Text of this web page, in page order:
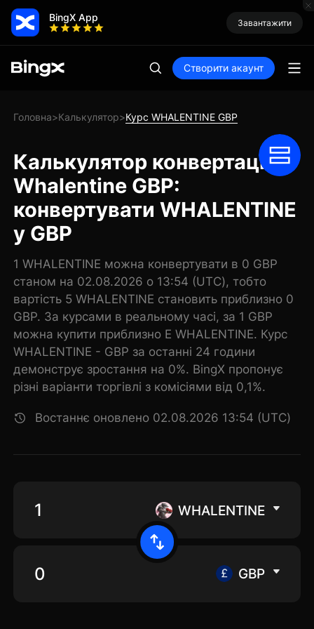
BingX App Завантажити
Створити акаунт
Головна>Калькулятор>Курс WHALENTINE GBP
Калькулятор конвертації
Whalentine GBP:
конвертувати WHALENTINE
у GBP
1 WHALENTINE можна конвертувати в 0 GBP
станом на 02.08.2026 о 13:54 (UTC), тобто
вартість 5 WHALENTINE становить приблизно 0
GBP. За курсами в реальному часі, за 1 GBP
можна купити приблизно E WHALENTINE. Курс
WHALENTINE - GBP за останні 24 години
демонструє зростання на 0%. BingX пропонує
різні варіанти торгівлі з комісіями від 0,1%.
Востаннє оновлено 02.08.2026 13:54 (UTC)
WHALENTINE
GBP